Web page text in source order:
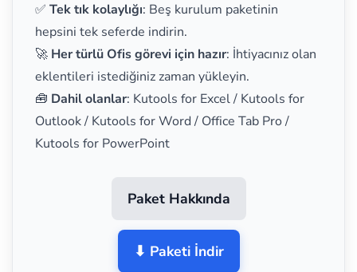
✅ Tek tık kolaylığı: Beş kurulum paketinin
hepsini tek seferde indirin.
🚀 Her türlü Ofis görevi için hazır: İhtiyacınız olan
eklentileri istediğiniz zaman yükleyin.
🧰 Dahil olanlar: Kutools for Excel / Kutools for
Outlook / Kutools for Word / Office Tab Pro /
Kutools for PowerPoint
Paket Hakkında
⬇ Paketi İndir